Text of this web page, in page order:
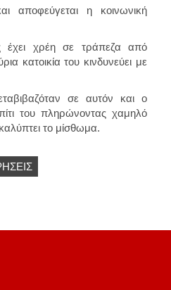
αποφεύγεται η κοινωνική
έχει χρέη σε τράπεζα από
κατοικία του κινδυνεύει με
σε αυτόν και ο
του πληρώνοντας χαμηλό
το μίσθωμα.